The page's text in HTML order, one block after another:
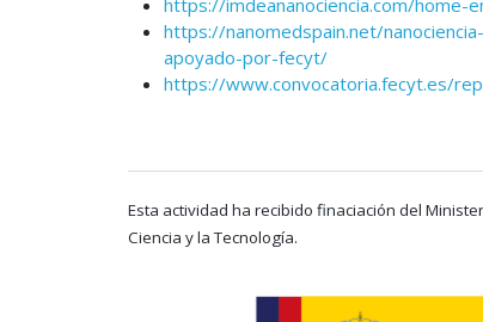
https://imdeananociencia.com/
https://nanomedspain.net/
apoyado-por-fecyt/
https://www.convocatoria.fecyt.es/
Esta actividad ha recibido finaciación del
Ciencia y la Tecnología.